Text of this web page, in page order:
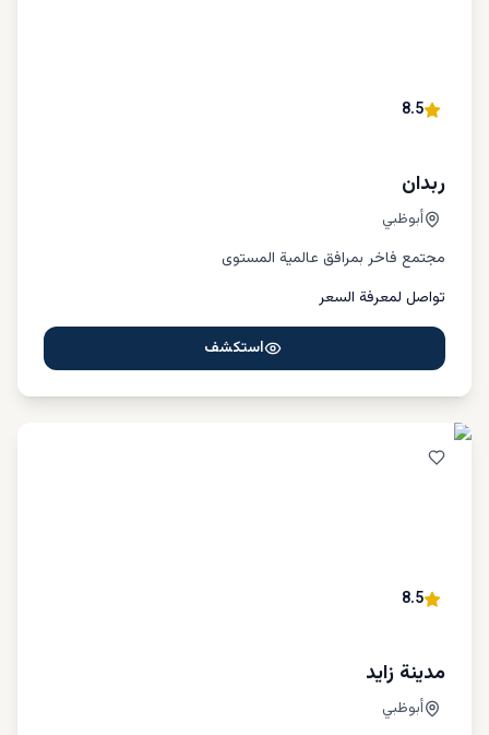
8.5
ربدان
أبوظبي
مجتمع فاخر بمرافق عالمية المستوى
تواصل لمعرفة السعر
استكشف
8.5
مدينة زايد
أبوظبي